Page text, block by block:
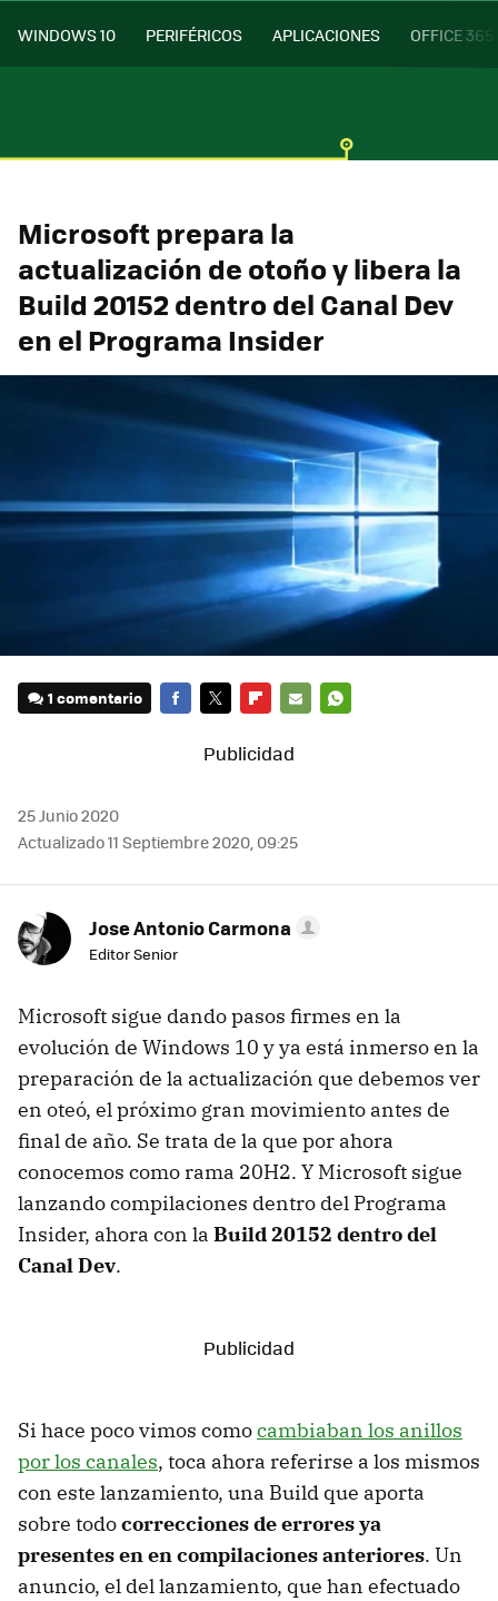
WINDOWS 10 PERIFÉRICOS APLICACIONES OFFICE 365
Microsoft prepara la
actualización de otoño y libera la
Build 20152 dentro del Canal Dev
en el Programa Insider
1 comentario
MAIL
25 Junio 2020
Actualizado 11 Septiembre 2020, 09:25
Jose Antonio Carmona
Editor Senior
Microsoft sigue dando pasos firmes en la
evolución de Windows 10 y ya está inmerso en la
preparación de la actualización que debemos ver
en oteó, el próximo gran movimiento antes de
final de año. Se trata de la que por ahora
conocemos como rama 20H2. Y Microsoft sigue
lanzando compilaciones dentro del Programa
Insider, ahora con la Build 20152 dentro del
Canal Dev.
Si hace poco vimos comocambiaban los anillos
por los canales, toca ahora referirse a los mismos
con este lanzamiento, una Build que aporta
sobre todocorrecciones de errores ya
presentes en en compilaciones anteriores. Un
anuncio, el del lanzamiento, que han efectuado